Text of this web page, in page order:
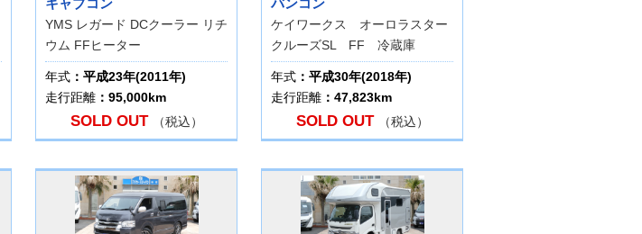
キャブコン
YMS レガード DCクーラー リチ
ウム FFヒーター
年式 ：平成23年(2011年)
走行距離 ：95,000km
SOLD OUT （税込）
バンコン
ケイワークス オーロラスター
クルーズSL FF 冷蔵庫
年式 ：平成30年(2018年)
走行距離 ：47,823km
SOLD OUT （税込）